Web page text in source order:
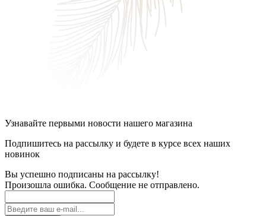
Узнавайте первыми новости нашего магазина
Подпишитесь на рассылку и будете в курсе всех наших
новинок
Вы успешно подписаны на рассылку!
Произошла ошибка. Сообщение не отправлено.